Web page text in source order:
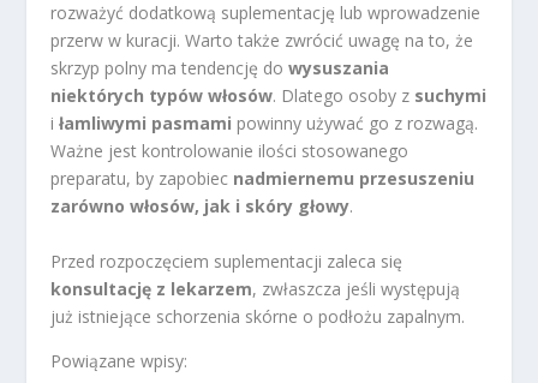
rozważyć dodatkową suplementację lub wprowadzenie
przerw w kuracji. Warto także zwrócić uwagę na to, że
skrzyp polny ma tendencję dowysuszania
niektórych typów włosów. Dlatego osoby z suchymi
iłamliwymi pasmami powinny używać go z rozwagą.
Ważne jest kontrolowanie ilości stosowanego
preparatu, by zapobiec nadmiernemu przesuszeniu
zarówno włosów, jak i skóry głowy.
Przed rozpoczęciem suplementacji zaleca się
konsultację z lekarzem, zwłaszcza jeśli występują
już istniejące schorzenia skórne o podłożu zapalnym.
Powiązane wpisy: